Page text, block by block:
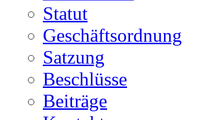
Statut
Geschäftsordnung
Satzung
Beschlüsse
Beiträge